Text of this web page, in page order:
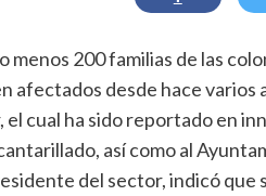
menos 200 familias de las
afectados desde hace
el cual ha sido reportado en
así como al
del sector, indicó que